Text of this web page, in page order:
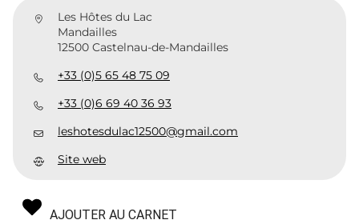
Les Hôtes du Lac
Mandailles
12500 Castelnau-de-Mandailles
+33 (0)5 65 48 75 09
+33 (0)6 69 40 36 93
leshotesdulac12500@gmail.com
Site web
AJOUTER AU CARNET